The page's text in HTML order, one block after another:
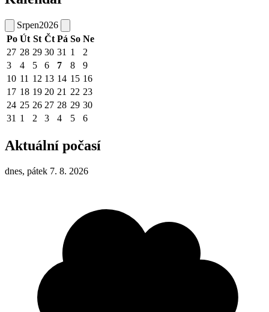
Srpen2026
Po Út St Čt Pá So Ne
27 28 29 30 31 1
2
3
4 5 6 7 8
9
10 11 12 13 14 15 16
17 18 19 20 21 22 23
24 25 26 27 28 29 30
31 1 2 3 4 5 6
Aktuální počasí
dnes, pátek 7. 8. 2026